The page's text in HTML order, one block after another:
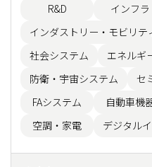
R&D
インフラ
インダストリー・モビリテ
社会システム
エネルギ
防衛・宇宙システム
セ
FAシステム
自動車機
空調・家電
デジタル